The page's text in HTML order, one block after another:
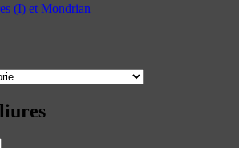
(I) et Mondrian